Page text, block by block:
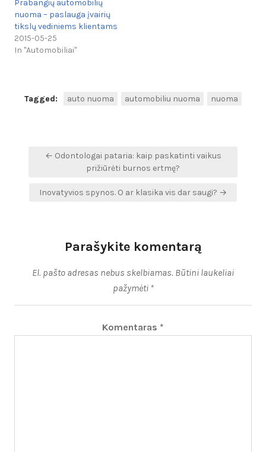
Prabangių automobilių
nuoma – paslauga įvairių
tikslų vediniems klientams
2015-05-25
In "Automobiliai"
Tagged: auto nuoma automobiliu nuoma nuoma
Navigacija
← Odontologai pataria: kaip paskatinti vaikus
prižiūrėti burnos ertmę?
Inovatyvios spynos. O ar klasika vis dar saugi? →
Parašykite komentarą
El. pašto adresas nebus skelbiamas. Būtini laukeliai
pažymėti *
Komentaras *